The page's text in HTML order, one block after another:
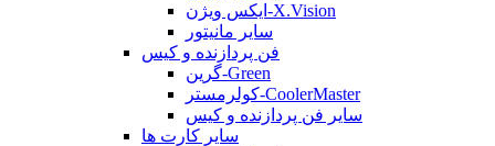
ایکس ویژن-X.Vision
سایر مانیتور
فن پردازنده و کیس
گرین-Green
کولرمستر-CoolerMaster
سایر فن پردازنده و کیس
سایر کارت ها